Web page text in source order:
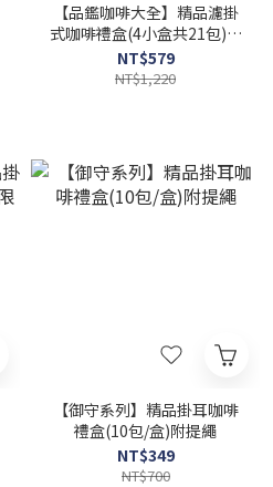
【品鑑咖啡大全】精品濾掛
式咖啡禮盒(4小盒共21包)附
提繩
NT$579
NT$1,220
【御守系列】精品掛耳咖啡
禮盒(10包/盒)附提繩
NT$349
NT$700